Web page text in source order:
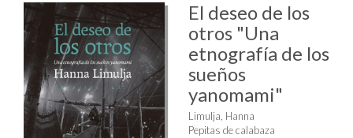
El deseo de los
otros "Una
etnografía de los
sueños
yanomami"
Limulja, Hanna
Pepitas de calabaza